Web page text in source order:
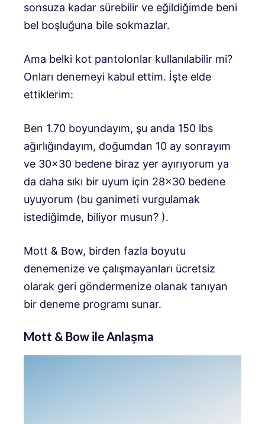
sonsuza kadar sürebilir ve eğildiğimde beni
bel boşluğuna bile sokmazlar.
Ama belki kot pantolonlar kullanılabilir mi?
Onları denemeyi kabul ettim. İşte elde
ettiklerim:
Ben 1.70 boyundayım, şu anda 150 lbs
ağırlığındayım, doğumdan 10 ay sonrayım
ve 30×30 bedene biraz yer ayırıyorum ya
da daha sıkı bir uyum için 28×30 bedene
uyuyorum (bu ganimeti vurgulamak
istediğimde, biliyor musun? ).
Mott & Bow, birden fazla boyutu
denemenize ve çalışmayanları ücretsiz
olarak geri göndermenize olanak tanıyan
bir deneme programı sunar.
Mott & Bow ile Anlaşma